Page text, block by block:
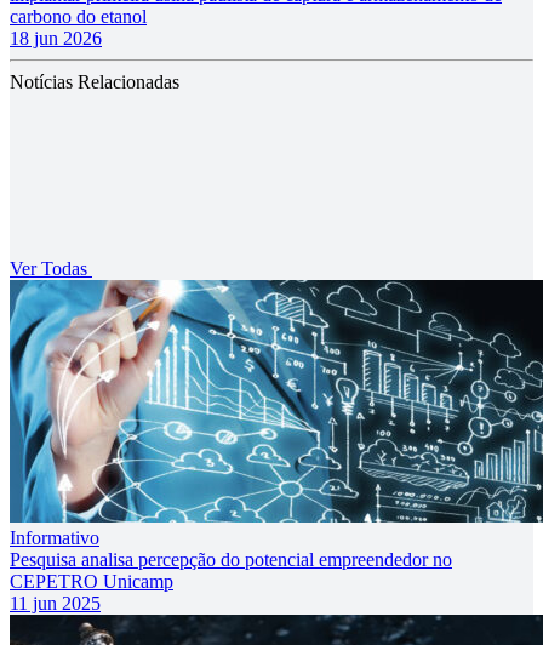
carbono do etanol
18 jun 2026
Notícias Relacionadas
Ver Todas
Informativo
Pesquisa analisa percepção do potencial empreendedor no
CEPETRO Unicamp
11 jun 2025